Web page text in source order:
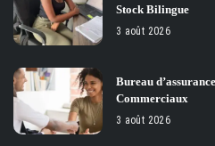
Stock Bilingue
3 août 2026
Bureau
Commerciaux
3 août 2026